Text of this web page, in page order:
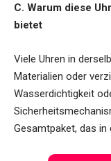
C. Warum diese
bietet
Viele Uhren in
Materialien oder
Wasserdichtigkeit
Gesamtpaket, das